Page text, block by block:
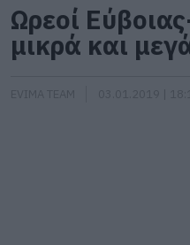
Ωρεοί
μικρά και